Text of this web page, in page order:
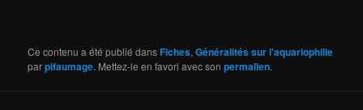
Ce contenu a été publié dansFiches,Généralités sur l'aquariophilie
parpifaumage. Mettez-le en favori avec sonpermalien.